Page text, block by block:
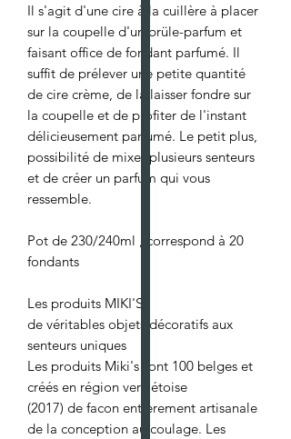
Il s'agit d'une cire à la cuillère à placer
sur la coupelle d'un brüle-parfum et
faisant office de fondant parfumé. Il
suffit de prélever une petite quantité
de cire crème, de la laisser fondre sur
la coupelle et de profiter de l'instant
délicieusement parfumé. Le petit plus,
possibilité de mixer plusieurs senteurs
et de créer un parfum qui vous
ressemble.
Pot de 230/240ml , correspond à 20
fondants
Les produits MIKI'S
de véritables objets décoratifs aux
senteurs uniques
Les produits Miki's sont 100 belges et
créés en région verviétoise
(2017) de facon entièrement artisanale
de la conception au coulage. Les